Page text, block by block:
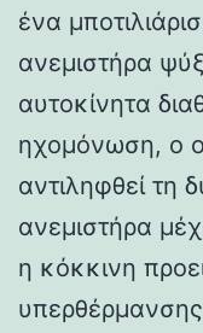
ένα
ανεμιστήρα
αυτοκίνητα
ηχομόνωση, ο
αντιληφθεί τη
ανεμιστήρα
η κόκκινη